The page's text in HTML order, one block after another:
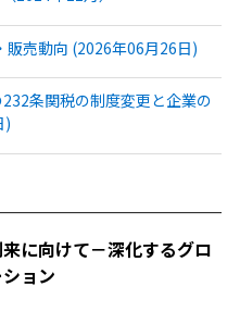
販売動向 (2026年06月26日)
条関税の制度変更と企業の
)
に向けて－深化するグロ
ョン